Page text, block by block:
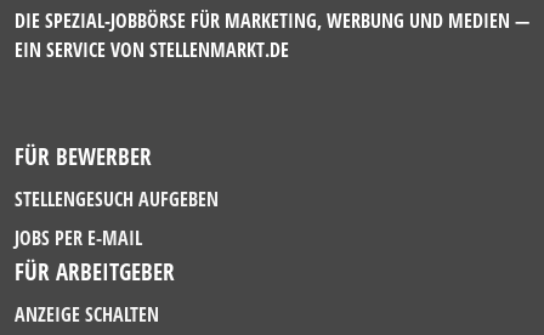
DIE SPEZIAL-JOBBÖRSE FÜR MARKETING, WERBUNG UND MEDIEN —
EIN SERVICE VON STELLENMARKT.DE
FÜR BEWERBER
STELLENGESUCH AUFGEBEN
JOBS PER E-MAIL
FÜR ARBEITGEBER
ANZEIGE SCHALTEN